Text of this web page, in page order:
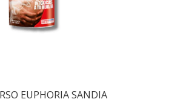
EUPHORIA SANDIA